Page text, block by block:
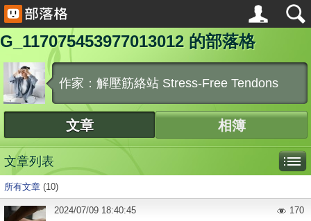
G_117075453977013012 的部落格
作家：解壓筋絡站 Stress-Free Tendons
文章 相簿
文章列表
所有文章 (10)
2024/07/09 18:40:45 170